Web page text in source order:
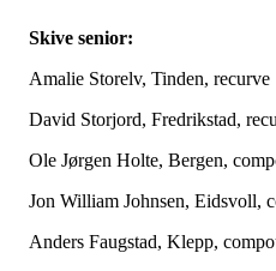
Skive senior:
Amalie Storelv, Tinden, recurve
David Storjord, Fredrikstad,
Ole Jørgen Holte, Bergen,
Jon William Johnsen, Eidsvoll,
Anders Faugstad, Klepp,